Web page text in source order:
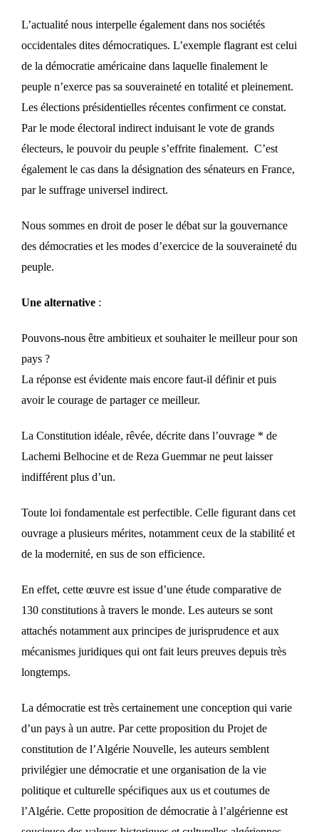
L’actualité nous interpelle également dans nos sociétés
occidentales dites démocratiques. L’exemple flagrant est celui
de la démocratie américaine dans laquelle finalement le
peuple n’exerce pas sa souveraineté en totalité et pleinement.
Les élections présidentielles récentes confirment ce constat.
Par le mode électoral indirect induisant le vote de grands
électeurs, le pouvoir du peuple s’effrite finalement. C’est
également le cas dans la désignation des sénateurs en France,
par le suffrage universel indirect.
Nous sommes en droit de poser le débat sur la gouvernance
des démocraties et les modes d’exercice de la souveraineté du
peuple.
Une alternative :
Pouvons-nous être ambitieux et souhaiter le meilleur pour son
pays ?
La réponse est évidente mais encore faut-il définir et puis
avoir le courage de partager ce meilleur.
La Constitution idéale, rêvée, décrite dans l’ouvrage * de
Lachemi Belhocine et de Reza Guemmar ne peut laisser
indifférent plus d’un.
Toute loi fondamentale est perfectible. Celle figurant dans cet
ouvrage a plusieurs mérites, notamment ceux de la stabilité et
de la modernité, en sus de son efficience.
En effet, cette œuvre est issue d’une étude comparative de
130 constitutions à travers le monde. Les auteurs se sont
attachés notamment aux principes de jurisprudence et aux
mécanismes juridiques qui ont fait leurs preuves depuis très
longtemps.
La démocratie est très certainement une conception qui varie
d’un pays à un autre. Par cette proposition du Projet de
constitution de l’Algérie Nouvelle, les auteurs semblent
privilégier une démocratie et une organisation de la vie
politique et culturelle spécifiques aux us et coutumes de
l’Algérie. Cette proposition de démocratie à l’algérienne est